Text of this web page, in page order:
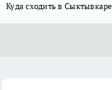
Куда сходить в Сыктывкаре